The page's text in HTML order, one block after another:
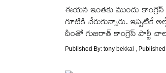
ఈయన ఇంతకు ముందు
గూటికి చేరుకున్నారు. ఇప్పటికే
దీంతో గుజరాత్ కాంగ్రెస్ పార్టీ
Published By: tony bekkal ,